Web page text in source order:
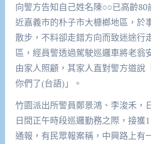
向警方告知自己姓名陳○○已高齡80
近嘉義市的朴子市大槺榔地區，於
散步，不料卻走錯方向而致迷途行
區，經員警透過駕駛巡邏車將老翁
由家人照顧，其家人直對警方道說
你們了(台語)」。
竹園派出所警員鄭景鴻、李浚禾，
日間正午時段巡邏勤務之際，接獲
通報，有民眾報案稱，中興路上有